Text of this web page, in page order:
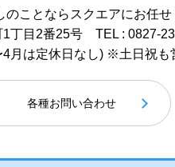
のことなら スクエアにお任せ
1丁目2番25号 TEL : 0827-
月は定休日なし) ※土日祝も
各種お問い合わせ